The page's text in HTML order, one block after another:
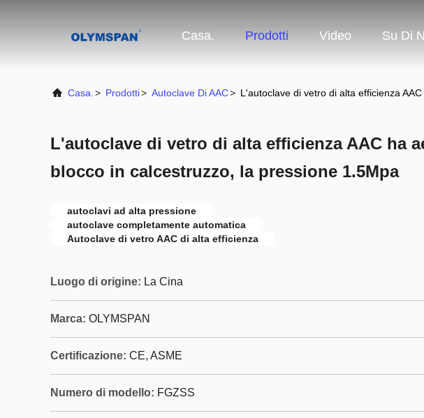
Casa. Prodotti Video Su Di
Casa. > Prodotti> Autoclave Di AAC> L'autoclave di vetro di alta efficienza
L'autoclave di vetro di alta efficienza AAC ha
blocco in calcestruzzo, la pressione 1.5Mpa
autoclavi ad alta pressione
autoclave completamente automatica
Autoclave di vetro AAC di alta efficienza
Luogo di origine: La Cina
Marca: OLYMSPAN
Certificazione: CE, ASME
Numero di modello: FGZSS